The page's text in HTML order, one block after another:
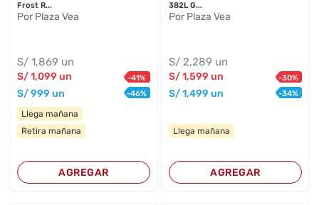
Frost R...
Por Plaza Vea
S/1,869 un
S/1,099 un -41%
S/999 un -46%
Llega mañana
Retira mañana
AGREGAR
382L G...
Por Plaza Vea
S/ 2,289 un
S/1,599 un -30%
S/1,499 un -34%
Llega mañana
AGREGAR